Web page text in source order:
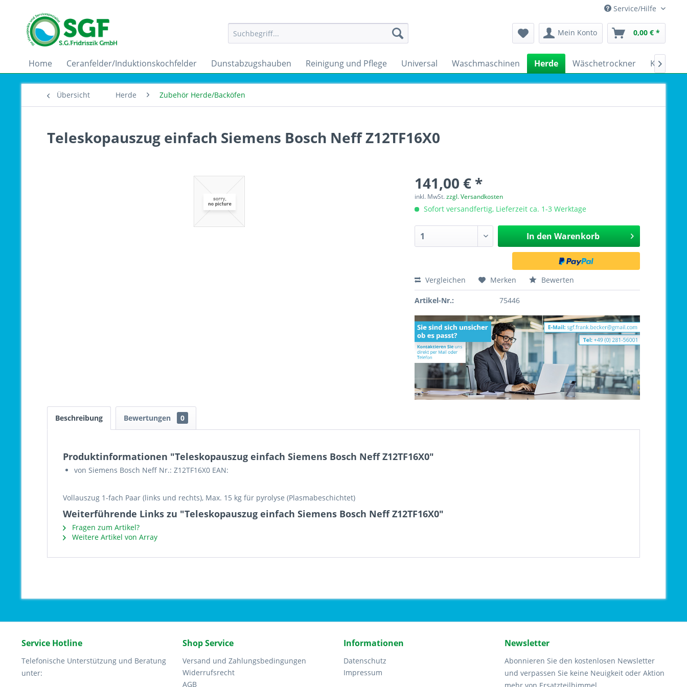
Service/Hilfe
Mein Konto 0,00 € *
Home Ceranfelder/Induktionskochfelder Dunstabzugshauben Reinigung und Pflege Universal Waschmaschinen Herde Wäschetrockner 
Übersicht Herde Zubehör Herde/Backöfen
Teleskopauszug einfach Siemens Bosch Neff Z12TF16X0
141,00 € *
inkl. MwSt.zzgl. Versandkosten
Sofort versandfertig, Lieferzeit ca. 1-3 Werktage
In den Warenkorb
Vergleichen Merken Bewerten
Artikel-Nr.: 75446
Beschreibung Bewertungen 0
Produktinformationen "Teleskopauszug einfach Siemens Bosch Neff Z12TF16X0"
von Siemens Bosch Neff Nr.: Z12TF16X0 EAN:
Vollauszug 1-fach Paar (links und rechts), Max. 15 kg für pyrolyse (Plasmabeschichtet)
Weiterführende Links zu "Teleskopauszug einfach Siemens Bosch Neff Z12TF16X0"
Fragen zum Artikel?
Weitere Artikel von Array
Service Hotline
Telefonische Unterstützung und Beratung
unter:
Shop Service
Versand und Zahlungsbedingungen
Widerrufsrecht
AGB
Informationen
Datenschutz
Impressum
Newsletter
Abonnieren Sie den kostenlosen Newsletter
und verpassen Sie keine Neuigkeit oder Aktion